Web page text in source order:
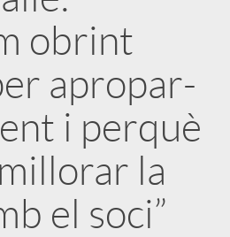
obrint
apropar-
i perquè
la
el soci”